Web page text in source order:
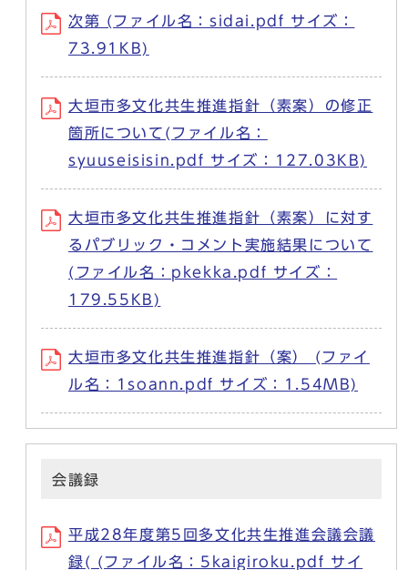
次第 (ファイル名：sidai.pdf サイズ：
73.91KB)
大垣市多文化共生推進指針（素案）の修正
箇所について(ファイル名：
syuuseisisin.pdf サイズ：127.03KB)
大垣市多文化共生推進指針（素案）に対す
るパブリック・コメント実施結果について
(ファイル名：pkekka.pdf サイズ：
179.55KB)
大垣市多文化共生推進指針（案） (ファイ
ル名：1soann.pdf サイズ：1.54MB)
会議録
平成28年度第5回多文化共生推進会議会議
録( (ファイル名：5kaigiroku.pdf サイ